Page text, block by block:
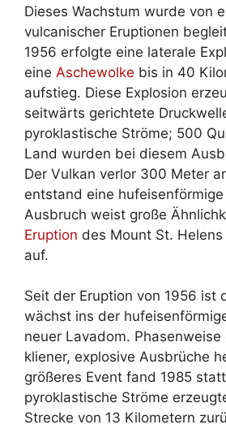
Dieses Wachstum wurde von
vulcanischer Eruptionen
1956 erfolgte eine laterale
eine Aschewolke bis in 40
aufstieg. Diese Explosion
seitwärts gerichtete
pyroklastische Ströme; 500
Land wurden bei diesem
Der Vulkan verlor 300 Meter
entstand eine hufeisenförmige
Ausbruch weist große
Eruption des Mount St.
auf.
Seit der Eruption von 1956 ist
wächst ins der
neuer Lavadom. Phasenweise
kliener, explosive Ausbrüche
größeres Event fand 1985
pyroklastische Ströme
Strecke von 13 Kilometern